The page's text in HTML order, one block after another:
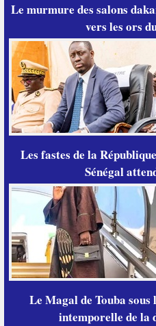
Le murmure des salons
vers les ors
Les fastes de la
Sénégal
Le Magal de Touba sous
intemporelle de la